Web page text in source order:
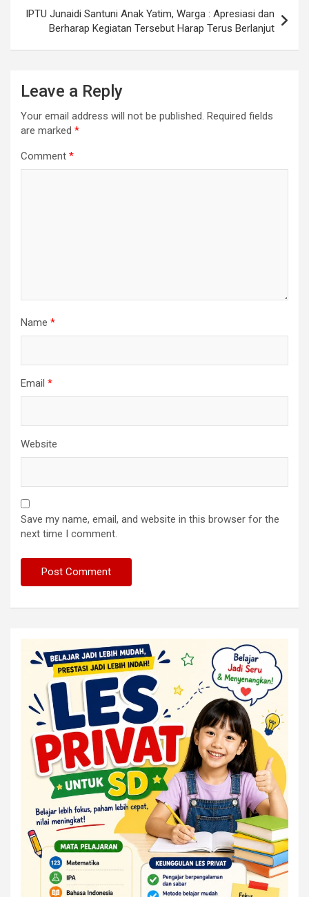
IPTU Junaidi Santuni Anak Yatim, Warga : Apresiasi dan
Berharap Kegiatan Tersebut Harap Terus Berlanjut
Leave a Reply
Your email address will not be published. Required fields
are marked *
Comment *
Name *
Email *
Website
Save my name, email, and website in this browser for the
next time I comment.